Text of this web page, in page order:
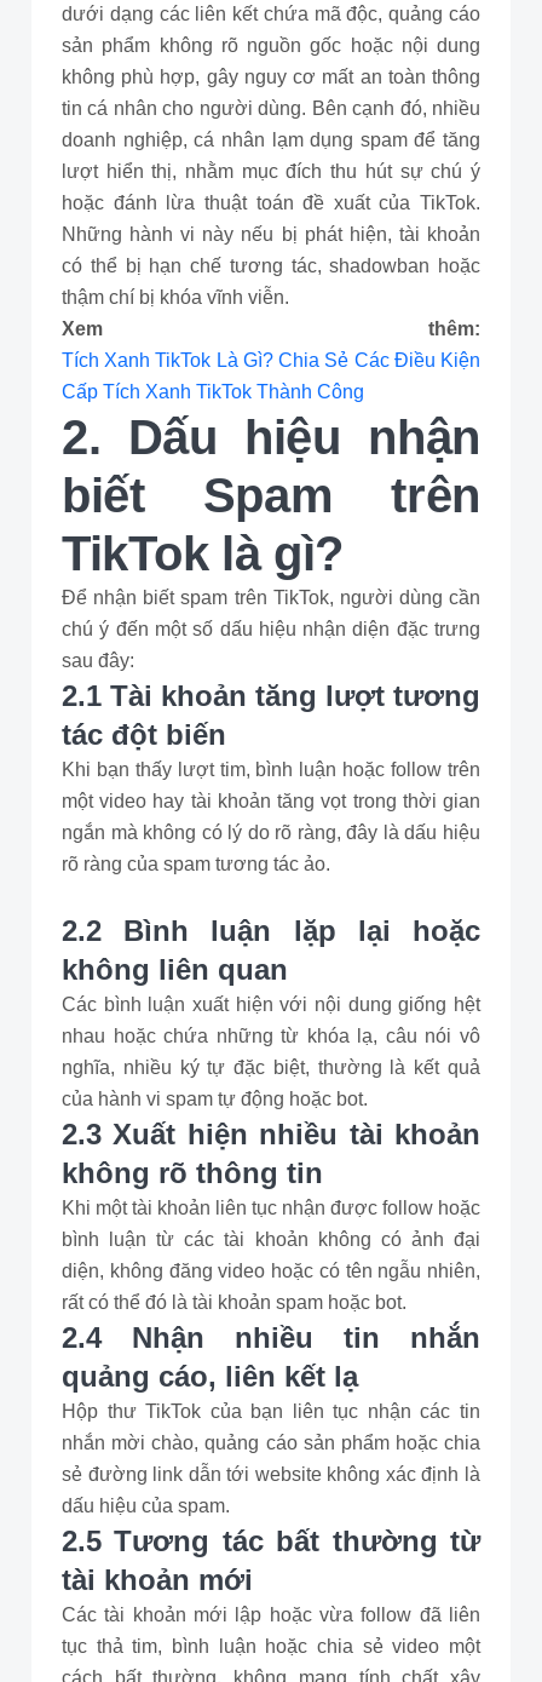
dưới dạng các liên kết chứa mã độc, quảng cáo
sản phẩm không rõ nguồn gốc hoặc nội dung
không phù hợp, gây nguy cơ mất an toàn thông
tin cá nhân cho người dùng. Bên cạnh đó, nhiều
doanh nghiệp, cá nhân lạm dụng spam để tăng
lượt hiển thị, nhằm mục đích thu hút sự chú ý
hoặc đánh lừa thuật toán đề xuất của TikTok.
Những hành vi này nếu bị phát hiện, tài khoản
có thể bị hạn chế tương tác, shadowban hoặc
thậm chí bị khóa vĩnh viễn.
Xem thêm:
Tích Xanh TikTok Là Gì? Chia Sẻ Các Điều Kiện
Cấp Tích Xanh TikTok Thành Công
2. Dấu hiệu nhận
biết Spam trên
TikTok là gì?
Để nhận biết spam trên TikTok, người dùng cần
chú ý đến một số dấu hiệu nhận diện đặc trưng
sau đây:
2.1 Tài khoản tăng lượt tương
tác đột biến
Khi bạn thấy lượt tim, bình luận hoặc follow trên
một video hay tài khoản tăng vọt trong thời gian
ngắn mà không có lý do rõ ràng, đây là dấu hiệu
rõ ràng của spam tương tác ảo.
2.2 Bình luận lặp lại hoặc
không liên quan
Các bình luận xuất hiện với nội dung giống hệt
nhau hoặc chứa những từ khóa lạ, câu nói vô
nghĩa, nhiều ký tự đặc biệt, thường là kết quả
của hành vi spam tự động hoặc bot.
2.3 Xuất hiện nhiều tài khoản
không rõ thông tin
Khi một tài khoản liên tục nhận được follow hoặc
bình luận từ các tài khoản không có ảnh đại
diện, không đăng video hoặc có tên ngẫu nhiên,
rất có thể đó là tài khoản spam hoặc bot.
2.4 Nhận nhiều tin nhắn
quảng cáo, liên kết lạ
Hộp thư TikTok của bạn liên tục nhận các tin
nhắn mời chào, quảng cáo sản phẩm hoặc chia
sẻ đường link dẫn tới website không xác định là
dấu hiệu của spam.
2.5 Tương tác bất thường từ
tài khoản mới
Các tài khoản mới lập hoặc vừa follow đã liên
tục thả tim, bình luận hoặc chia sẻ video một
cách bất thường, không mang tính chất xây